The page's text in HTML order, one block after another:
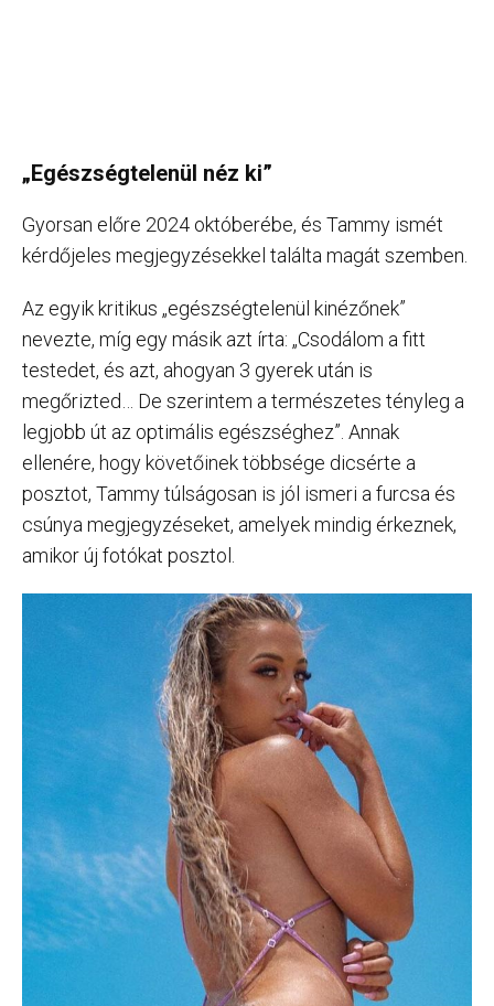
„Egészségtelenül néz ki”
Gyorsan előre 2024 októberébe, és Tammy ismét
kérdőjeles megjegyzésekkel találta magát szemben.
Az egyik kritikus „egészségtelenül kinézőnek”
nevezte, míg egy másik azt írta: „Csodálom a fitt
testedet, és azt, ahogyan 3 gyerek után is
megőrizted… De szerintem a természetes tényleg a
legjobb út az optimális egészséghez”. Annak
ellenére, hogy követőinek többsége dicsérte a
posztot, Tammy túlságosan is jól ismeri a furcsa és
csúnya megjegyzéseket, amelyek mindig érkeznek,
amikor új fotókat posztol.